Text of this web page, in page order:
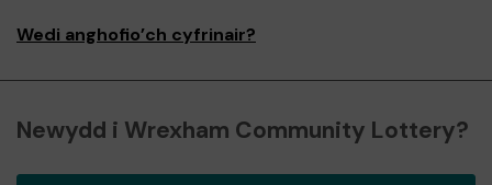
Wedi anghofio’ch cyfrinair?
Newydd i Wrexham Community Lottery?